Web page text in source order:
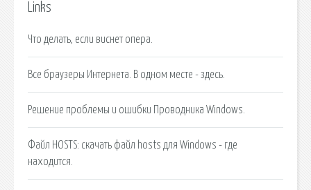
Links
Что делать, если виснет опера.
Все браузеры Интернета. В одном месте - здесь.
Решение проблемы и ошибки Проводника Windows.
Файл HOSTS: скачать файл hosts для Windows - где
находится.